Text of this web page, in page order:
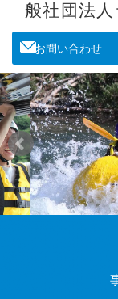
般社団法
お問い合わせ